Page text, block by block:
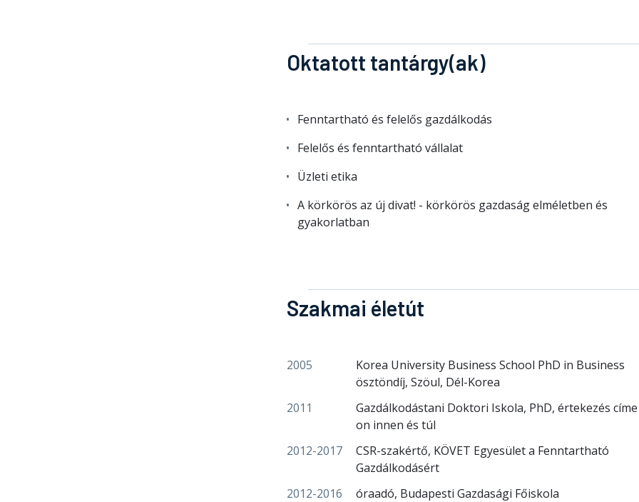
Oktatott tantárgy(ak)
Fenntartható és felelős gazdálkodás
Felelős és fenntartható vállalat
Üzleti etika
A körkörös az új divat! - körkörös gazdaság elméletben és
gyakorlatban
Szakmai életút
2005
Korea University Business School PhD in Business
ösztöndíj, Szöul, Dél-Korea
2011
Gazdálkodástani Doktori Iskola, PhD, értekezés címe
on innen és túl
2012-2017
CSR-szakértő, KÖVET Egyesület a Fenntartható
Gazdálkodásért
2012-2016
óraadó, Budapesti Gazdasági Főiskola